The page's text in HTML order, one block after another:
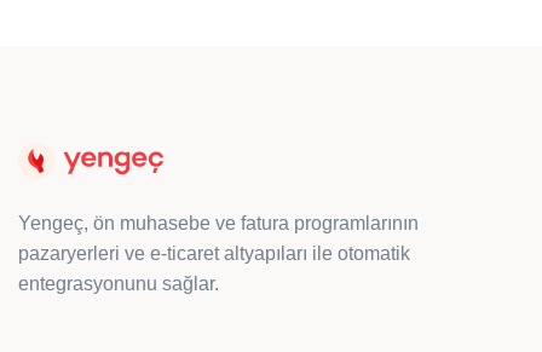
Yengeç, ön muhasebe ve fatura programlarının
pazaryerleri ve e-ticaret altyapıları ile otomatik
entegrasyonunu sağlar.